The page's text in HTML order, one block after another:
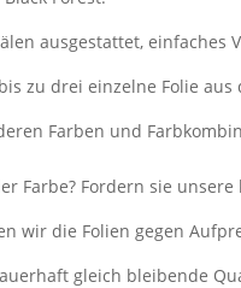
ausgestattet, einfaches
zu drei einzelne Folie
Farben und
Farbe? Fordern sie
wir die Folien gegen
gleich bleibende